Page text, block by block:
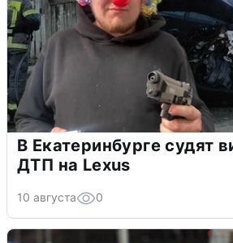
В Екатеринбурге судят
ДТП на Lexus
10 августа 0